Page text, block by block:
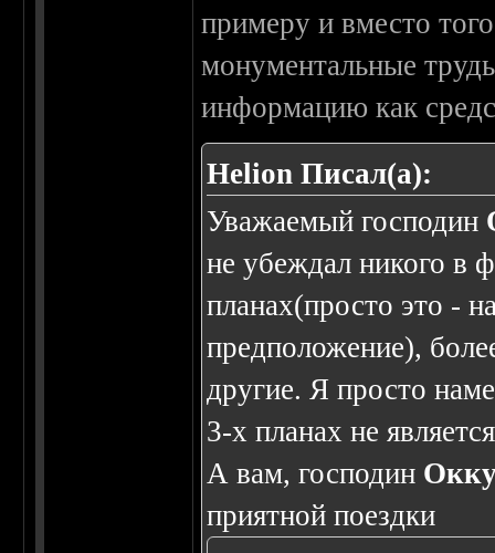
примеру и вместо
монументальные
информацию как
Helion Писал(а):
Уважаемый господин
не убеждал никого в
планах(просто это -
предположение),
другие. Я просто
3-х планах не
А вам, господин
приятной поездки